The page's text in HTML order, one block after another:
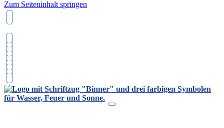
Zum Seiteninhalt springen
02251957800